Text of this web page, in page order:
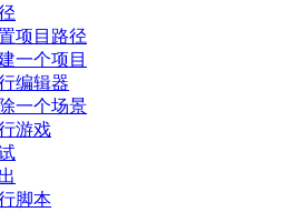
项目路径
一个项目
编辑器
一个场景
游戏
脚本